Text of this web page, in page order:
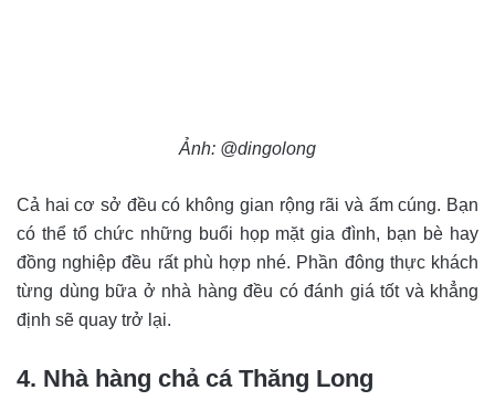
Ảnh: @dingolong
Cả hai cơ sở đều có không gian rộng rãi và ấm cúng. Bạn
có thể tổ chức những buổi họp mặt gia đình, bạn bè hay
đồng nghiệp đều rất phù hợp nhé. Phần đông thực khách
từng dùng bữa ở nhà hàng đều có đánh giá tốt và khẳng
định sẽ quay trở lại.
4. Nhà hàng chả cá Thăng Long